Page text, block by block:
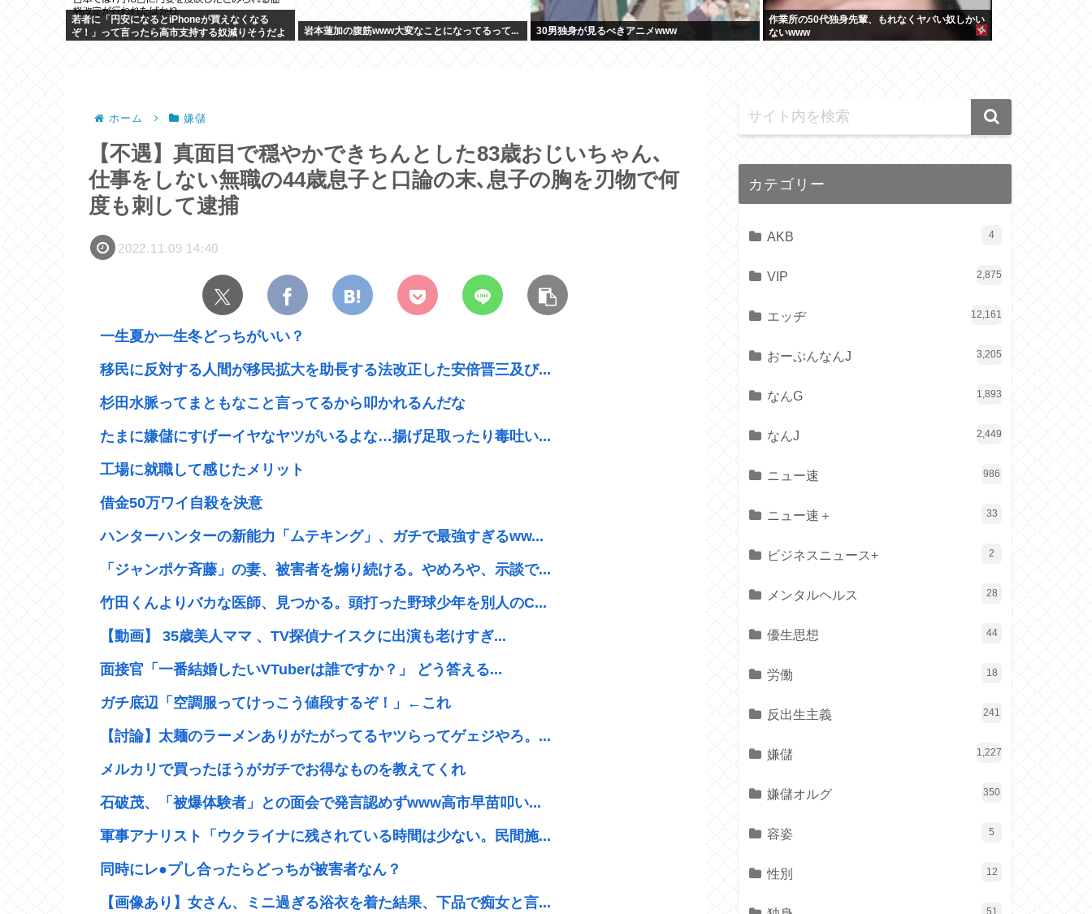
若者に「円安になるとiPhoneが買えなくなる
ぞ！」って言ったら高市支持する奴減りそうだよ
岩本蓮加の腹筋www大変なことになってるって... 30男独身が見るべきアニメwww
作業所の50代独身先輩、もれなくヤバい奴しかい
ないwww
ホーム 嫌儲
【不遇】真面目で穏やかできちんとした83歳おじいちゃん､
仕事をしない無職の44歳息子と口論の末､息子の胸を刃物で何
度も刺して逮捕
2022.11.09 14:40
一生夏か一生冬どっちがいい？
移民に反対する人間が移民拡大を助長する法改正した安倍晋三及び...
杉田水脈ってまともなこと言ってるから叩かれるんだな
たまに嫌儲にすげーイヤなヤツがいるよな…揚げ足取ったり毒吐い...
工場に就職して感じたメリット
借金50万ワイ自殺を決意
ハンターハンターの新能力「ムテキング」、ガチで最強すぎるww...
「ジャンポケ斉藤」の妻、被害者を煽り続ける。やめろや、示談で...
竹田くんよりバカな医師、見つかる。頭打った野球少年を別人のC...
【動画】 35歳美人ママ 、TV探偵ナイスクに出演も老けすぎ...
面接官「一番結婚したいVTuberは誰ですか？」 どう答える...
ガチ底辺「空調服ってけっこう値段するぞ！」←これ
【討論】太麺のラーメンありがたがってるヤツらってゲェジやろ。...
メルカリで買ったほうがガチでお得なものを教えてくれ
石破茂、「被爆体験者」との面会で発言認めずwww高市早苗叩い...
軍事アナリスト「ウクライナに残されている時間は少ない。民間施...
同時にレ●プし合ったらどっちが被害者なん？
【画像あり】女さん、ミニ過ぎる浴衣を着た結果、下品で痴女と言...
カテゴリー
AKB 4
VIP 2,875
エッヂ 12,161
おーぷんなんJ 3,205
なんG 1,893
なんJ 2,449
ニュー速 986
ニュー速＋ 33
ビジネスニュース+ 2
メンタルヘルス 28
優生思想 44
労働 18
反出生主義 241
嫌儲 1,227
嫌儲オルグ 350
容姿 5
性別 12
51